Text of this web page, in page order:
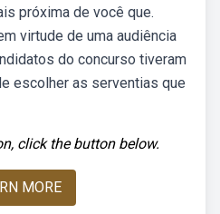
próxima de você que.
virtude de uma audiência
do concurso tiveram
escolher as serventias que
click the button below.
MORE